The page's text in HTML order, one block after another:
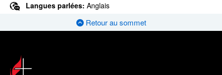
Langues parlées: Anglais
Retour au sommet